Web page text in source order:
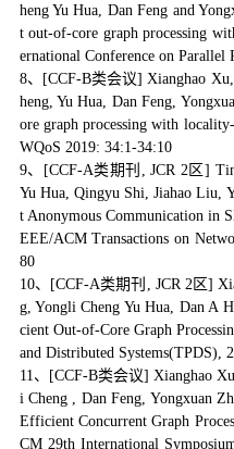
heng Yu Hua, Dan Feng and
t out-of-core graph processing
ernational Conference on Parallel
8、[CCF-B类会议] Xianghao
heng, Yu Hua, Dan Feng,
ore graph processing with
WQoS 2019: 34:1-34:10
9、[CCF-A类期刊, JCR 2区]
Yu Hua, Qingyu Shi, Jiahao Liu,
t Anonymous Communication in
EEE/ACM Transactions on
80
10、[CCF-A类期刊, JCR 2区]
g, Yongli Cheng Yu Hua, Dan A
cient Out-of-Core Graph
and Distributed Systems(TPDS),
11、[CCF-B类会议] Xianghao
i Cheng , Dan Feng, Yongxuan
Efficient Concurrent Graph
CM 29th International